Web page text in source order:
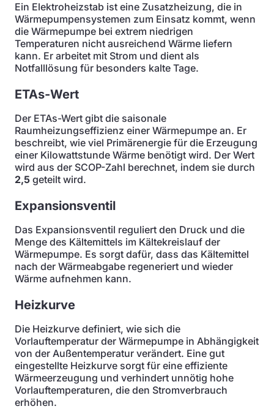
Ein Elektroheizstab ist eine Zusatzheizung, die in
Wärmepumpensystemen zum Einsatz kommt, wenn
die Wärmepumpe bei extrem niedrigen
Temperaturen nicht ausreichend Wärme liefern
kann. Er arbeitet mit Strom und dient als
Notfalllösung für besonders kalte Tage.
ETAs-Wert
Der ETAs-Wert gibt die saisonale
Raumheizungseffizienz einer Wärmepumpe an. Er
beschreibt, wie viel Primärenergie für die Erzeugung
einer Kilowattstunde Wärme benötigt wird. Der Wert
wird aus der SCOP-Zahl berechnet, indem sie durch
2,5 geteilt wird.
Expansionsventil
Das Expansionsventil reguliert den Druck und die
Menge des Kältemittels im Kältekreislauf der
Wärmepumpe. Es sorgt dafür, dass das Kältemittel
nach der Wärmeabgabe regeneriert und wieder
Wärme aufnehmen kann.
Heizkurve
Die Heizkurve definiert, wie sich die
Vorlauftemperatur der Wärmepumpe in Abhängigkeit
von der Außentemperatur verändert. Eine gut
eingestellte Heizkurve sorgt für eine effiziente
Wärmeerzeugung und verhindert unnötig hohe
Vorlauftemperaturen, die den Stromverbrauch
erhöhen.